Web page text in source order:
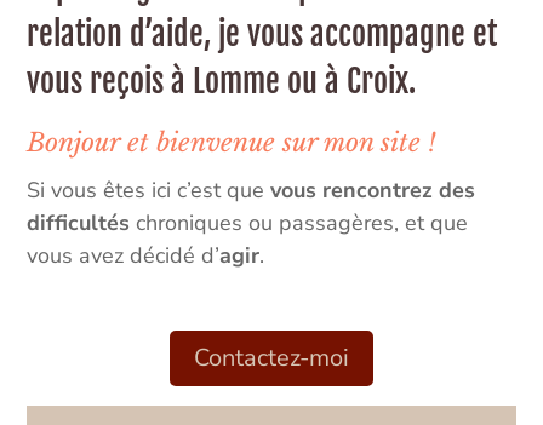
relation d’aide, je vous accompagne et
vous reçois à Lomme ou à Croix.
Bonjour et bienvenue sur mon site !
Si vous êtes ici c’est quevous rencontrez des
difficultés chroniques ou passagères, et que
vous avez décidé d’agir.
Contactez-moi